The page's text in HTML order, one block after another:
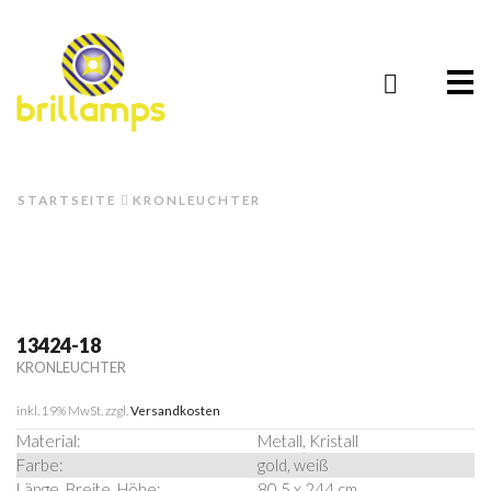
STARTSEITE KRONLEUCHTER
13424-18
KRONLEUCHTER
inkl. 19% MwSt. zzgl. Versandkosten
Material:
Metall, Kristall
Farbe:
gold, weiß